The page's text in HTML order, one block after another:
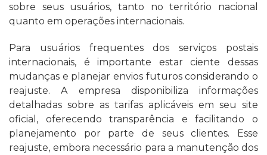
sobre seus usuários, tanto no território nacional
quanto em operações internacionais.
Para usuários frequentes dos serviços postais
internacionais, é importante estar ciente dessas
mudanças e planejar envios futuros considerando o
reajuste. A empresa disponibiliza informações
detalhadas sobre as tarifas aplicáveis em seu site
oficial, oferecendo transparência e facilitando o
planejamento por parte de seus clientes. Esse
reajuste, embora necessário para a manutenção dos